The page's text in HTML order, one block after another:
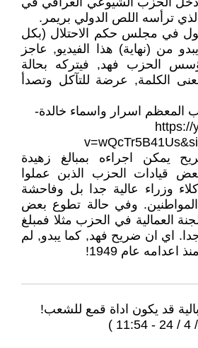
ترأسه اللص الدولي بريمر.
في مجلس حكم الاحتلال (بكل
من (نهاية) هذا الفيديو, عاجز
الحزب فهد, فيتركه بحالة
الكلمة, عرضة للتآكل وتصدأ
المعظم اسرار واسماء خالدة-
https://
يمكن اجراءه بمبالغ زهيدة
قيادات الحزب الذبن عملوا
وزراء عالية جدا بل وفاحشة
المواطنين. وفي حالة تطوع بعض
العمالية في الحزب مثلا فمبلغ
جدا. اي ان ضريح فهد, كما يبدو, لم
عام 1949!